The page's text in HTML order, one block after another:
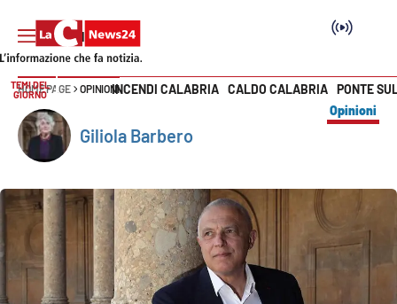
SEZIONI
Cronaca
Politica
Attualità
Vai
TEMI DEL
GIORNO
INCENDI CALABRIA CALDO CALABRIA PONTE
HOME PAGE OPINIONI
Opinioni
Giliola Barbero